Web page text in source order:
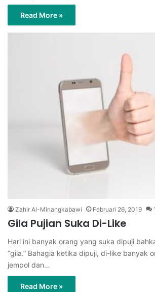
Read More »
Zahir Al-Minangkabawi Februari 26, 2019 1
Gila Pujian Suka Di-Like
Hari ini banyak orang yang suka dipuji
“gila.” Bahagia ketika dipuji, di-like banyak
jempol dan…
Read More »